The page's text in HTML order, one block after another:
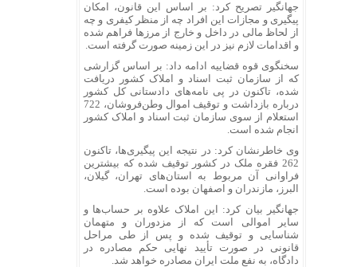
جهانگیر تصریح کرد: بر اساس این قانون، امکان
پیگیری و مجازات این افراد چه از منظر کیفری و چه
از لحاظ مالی در داخل و خارج از مرز‌ها فراهم شده
و اقدامات لازم نیز در این زمینه صورت گرفته است.
سخنگوی قوه قضاییه ادامه داد: بر اساس گزارشی
که از سازمان ثبت اسناد و املاک کشور دریافت
شده، تاکنون در پی نامه‌های دادستانی کل کشور
درباره بازداشت و توقیف اموال وطن‌فروشان، 722
استعلام از سوی سازمان ثبت اسناد و املاک کشور
انجام شده است.
وی خاطرنشان کرد: در نتیجه این پیگیری‌ها، تاکنون
262 فقره ملک در کشور توقیف شده که بیشترین
فراوانی آن مربوط به استان‌های تهران، گیلان،
البرز، مازندران و اصفهان بوده است.
جهانگیر بیان کرد: این املاک علاوه بر حساب‌ها و
سایر اموالی است که از مزدوران و متهمان
شناسایی و توقیف شده و پس از طی مراحل
قانونی در صورت تأیید نهایی حکم مصادره در
دادگاه، به نفع ملت ایران مصادره خواهد شد.